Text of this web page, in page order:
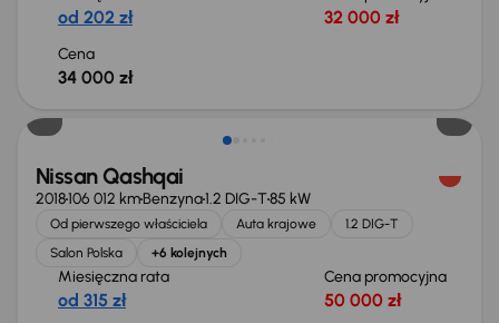
od 202 zł 32 000 zł
Cena
34 000 zł
Nissan Qashqai
2018106 012 kmBenzyna1.2 DIG-T85 kW
Od pierwszego właściciela Auta krajowe
1.2 DIG-T
Salon Polska
+6 kolejnych
Miesięczna rata
od 315 zł
Cena promocyjna
50 000 zł